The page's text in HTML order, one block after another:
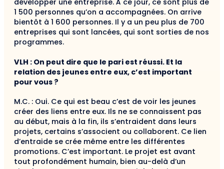
développer une entreprise. À ce jour, ce sont plus de
1 500 personnes qu’on a accompagnées. On arrive
bientôt à 1 600 personnes. Il y a un peu plus de 700
entreprises qui sont lancées, qui sont sorties de nos
programmes.
VLH : On peut dire que le pari est réussi. Et la
relation des jeunes entre eux, c’est important
pour vous ?
M.C. : Oui. Ce qui est beau c’est de voir les jeunes
créer des liens entre eux. Ils ne se connaissent pas
au début, mais à la fin, ils s’entraident dans leurs
projets, certains s’associent ou collaborent. Ce lien
d’entraide se crée même entre les différentes
promotions. C’est important. Le projet est avant
tout profondément humain, bien au-delà d’un